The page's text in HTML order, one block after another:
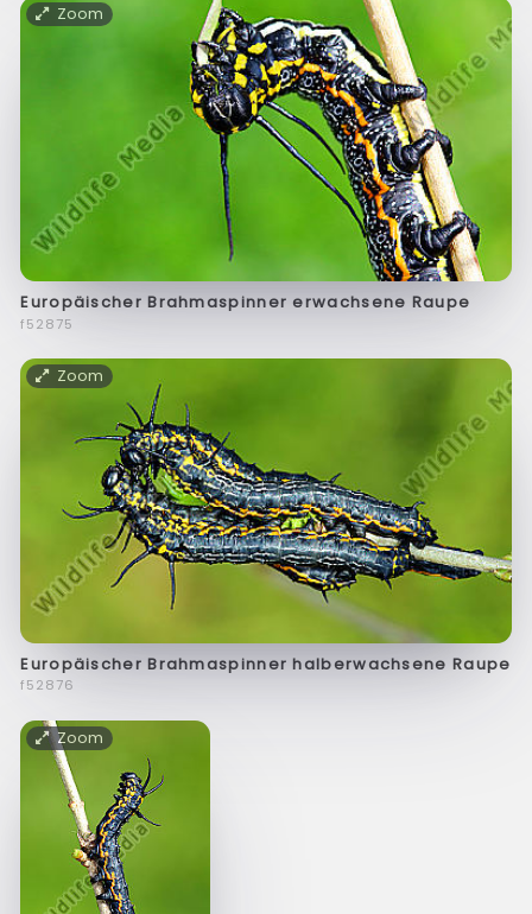
Zoom
Europäischer Brahmaspinner erwachsene Raupe
f52875
Zoom
Europäischer Brahmaspinner halberwachsene Raupe
f52876
Zoom